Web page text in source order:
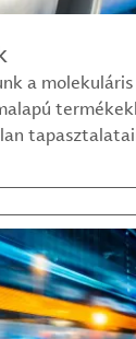
a
kihívásai is